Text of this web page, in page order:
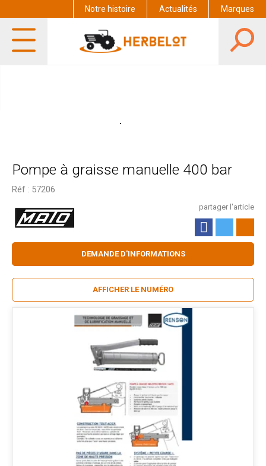
Notre histoire Actualités Marques
Pompe à graisse manuelle 400 bar
Réf : 57206
partager l'article
DEMANDE D'INFORMATIONS
AFFICHER LE NUMÉRO